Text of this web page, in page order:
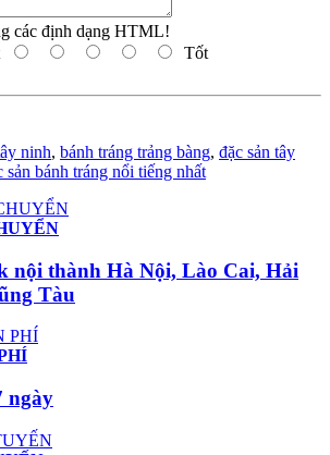
các định dạng HTML!
Tốt
ninh, bánh tráng trảng bàng, đặc sản tây
sản bánh tráng nổi tiếng nhất
nội thành Hà Nội, Lào Cai, Hải
Tàu
ngày